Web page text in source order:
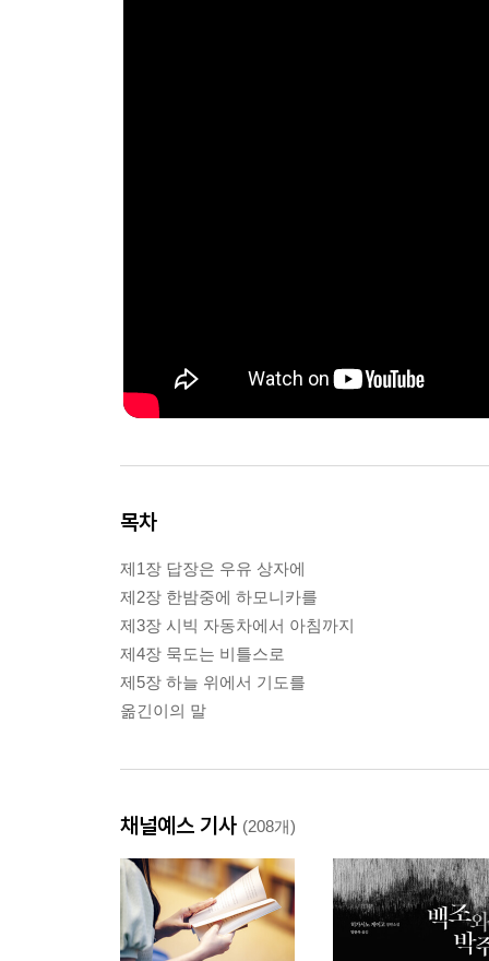
목차
제1장 답장은 우유 상자에
제2장 한밤중에 하모니카를
제3장 시빅 자동차에서 아침까지
제4장 묵도는 비틀스로
제5장 하늘 위에서 기도를
옮긴이의 말
채널예스 기사 (208개)